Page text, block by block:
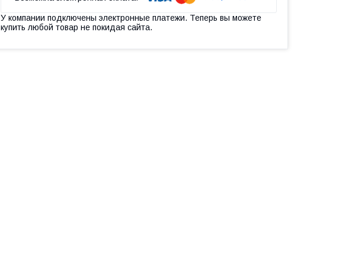
У компании подключены электронные платежи. Теперь вы можете
купить любой товар не покидая сайта.